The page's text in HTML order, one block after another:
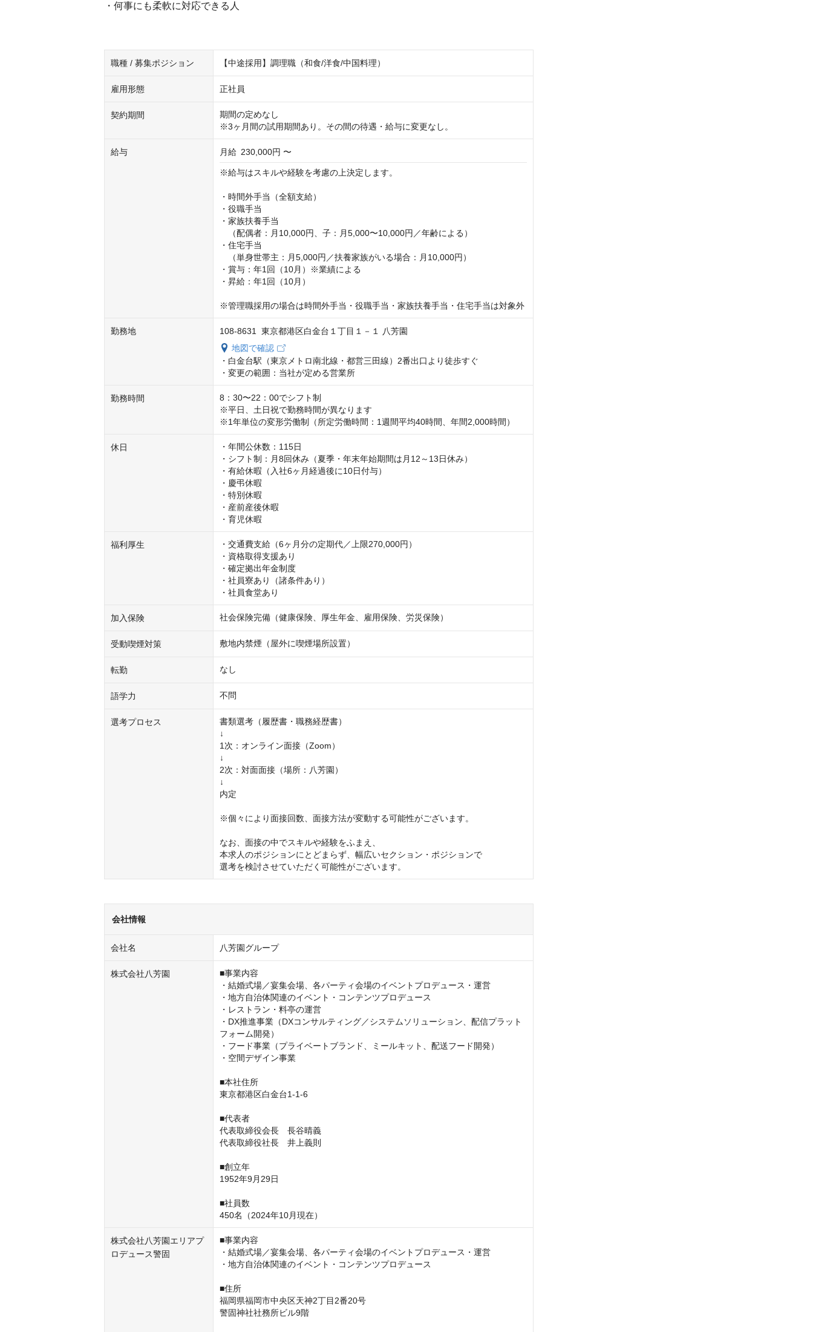
・何事にも柔軟に対応できる人
職種 / 募集ポジション 【中途採用】調理職（和食/洋食/中国料理）
雇用形態 正社員
契約期間
期間の定めなし
※3ヶ月間の試用期間あり。その間の待遇・給与に変更なし。
給与 月給 230,000円 〜
※給与はスキルや経験を考慮の上決定します。
・時間外手当（全額支給）
・役職手当
・家族扶養手当
（配偶者：月10,000円、子：月5,000〜10,000円／年齢による）
・住宅手当
（単身世帯主：月5,000円／扶養家族がいる場合：月10,000円）
・賞与：年1回（10月）※業績による
・昇給：年1回（10月）
※管理職採用の場合は時間外手当・役職手当・家族扶養手当・住宅手当は対象外
勤務地
108-8631 東京都港区白金台１丁目１－１ 八芳園
地図で確認
・白金台駅（東京メトロ南北線・都営三田線）2番出口より徒歩すぐ
・変更の範囲：当社が定める営業所
勤務時間
8：30〜22：00でシフト制
※平日、土日祝で勤務時間が異なります
※1年単位の変形労働制（所定労働時間：1週間平均40時間、年間2,000時間）
休日
・年間公休数：115日
・シフト制：月8回休み（夏季・年末年始期間は月12～13日休み）
・有給休暇（入社6ヶ月経過後に10日付与）
・慶弔休暇
・特別休暇
・産前産後休暇
・育児休暇
福利厚生
・交通費支給（6ヶ月分の定期代／上限270,000円）
・資格取得支援あり
・確定拠出年金制度
・社員寮あり（諸条件あり）
・社員食堂あり
加入保険 社会保険完備（健康保険、厚生年金、雇用保険、労災保険）
受動喫煙対策 敷地内禁煙（屋外に喫煙場所設置）
転勤 なし
語学力 不問
選考プロセス
書類選考（履歴書・職務経歴書）
↓
1次：オンライン面接（Zoom）
↓
2次：対面面接（場所：八芳園）
↓
内定
※個々により面接回数、面接方法が変動する可能性がございます。
なお、面接の中でスキルや経験をふまえ、
本求人のポジションにとどまらず、幅広いセクション・ポジションで
選考を検討させていただく可能性がございます。
会社情報
会社名 八芳園グループ
株式会社八芳園
■事業内容
・結婚式場／宴集会場、各パーティ会場のイベントプロデュース・運営
・地方自治体関連のイベント・コンテンツプロデュース
・レストラン・料亭の運営
・DX推進事業（DXコンサルティング／システムソリューション、配信プラット
フォーム開発）
・フード事業（プライベートブランド、ミールキット、配送フード開発）
・空間デザイン事業
■本社住所
東京都港区白金台1-1-6
■代表者
代表取締役会長　長谷晴義
代表取締役社長　井上義則
■創立年
1952年9月29日
■社員数
450名（2024年10月現在）
株式会社八芳園エリアプ
ロデュース警固
■事業内容
・結婚式場／宴集会場、各パーティ会場のイベントプロデュース・運営
・地方自治体関連のイベント・コンテンツプロデュース
■住所
福岡県福岡市中央区天神2丁⽬2番20号
警固神社社務所ビル9階